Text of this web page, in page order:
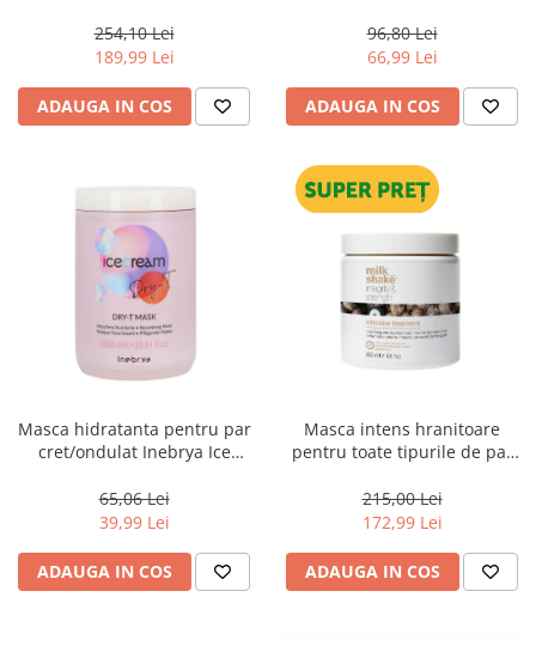
Mask, 500 ml
254,10 Lei
189,99 Lei
ADAUGA IN COS
96,80 Lei
66,99 Lei
ADAUGA IN COS
Masca hidratanta pentru par
cret/ondulat Inebrya Ice
65,06 Lei
39,99 Lei
ADAUGA IN COS
Masca intens hranitoare
pentru toate tipurile de par
Strength Intensive Treatment,
500 ml
215,00 Lei
172,99 Lei
ADAUGA IN COS